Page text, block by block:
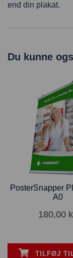
end din plakat.
Du kunne
PosterSnapper
A0
180,00
TILFØJ